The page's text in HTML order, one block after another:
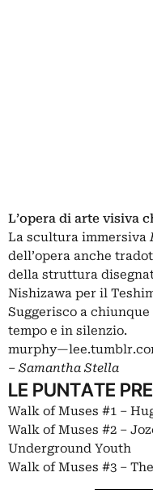
L’opera di arte visiva
La scultura immersiva
dell’opera anche
della struttura
Nishizawa per il
Suggerisco a
tempo e in silenzio.
‒ Samantha Stella
LE PUNTATE
Walk of Muses #1 –
Walk of Muses #2 ‒
Underground Youth
Walk of Muses #3 ‒